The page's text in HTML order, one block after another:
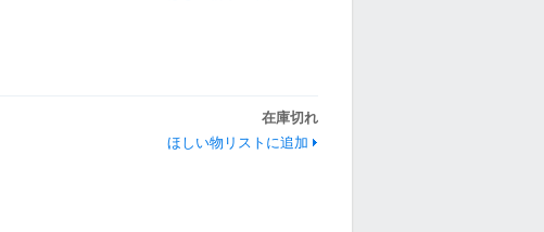
在庫切れ
ほしい物リストに追加